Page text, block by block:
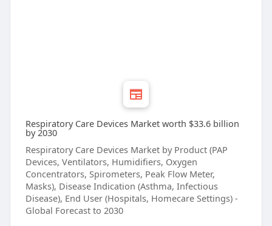
Respiratory Care Devices Market worth $33.6 billion
by 2030
Respiratory Care Devices Market by Product (PAP
Devices, Ventilators, Humidifiers, Oxygen
Concentrators, Spirometers, Peak Flow Meter,
Masks), Disease Indication (Asthma, Infectious
Disease), End User (Hospitals, Homecare Settings) -
Global Forecast to 2030